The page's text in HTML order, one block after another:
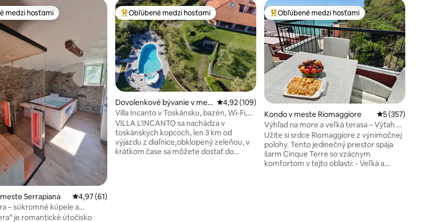
5 z 5, počet hodnotení: 25
medzi hosťami
medzi hosťami
Serrapiana Priemerné ohodnotenie 4,97 z 5, počet hodnotení: 61
4,97 (61)
– súkromné kúpele a
Lunigiane
je romantické útočisko
Najobľúbenejšie medzi hosťami
Obľúbené medzi hosťami
Dovolenkové bývanie v mes
te Podenzana
Priemerné ohodnotenie 4,92 z 5, počet hodnotení: 109
4,92 (109)
Villa Incanto v Toskánsku, bazén, Wi-Fi,
parkovanie
VILLA L'INCANTO sa nachádza v
toskánskych kopcoch, len 3 km od
výjazdu z diaľnice,obklopený zeleňou, v
krátkom čase sa môžete dostať do
Najobľúbenejšie medzi hosťami
Obľúbené medzi hosťami
Kondo v meste Riomaggiore Priemerné
5 (357)
Výhľad na more a veľká terasa – Výťah –
1,5 kúpeľne
Užite si srdce Riomaggiore z výnimočnej
polohy. Tento jedinečný priestor spája
šarm Cinque Terre so vzácnym
komfortom v tejto oblasti: - Veľká a